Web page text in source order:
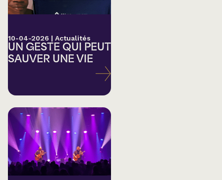
10-04-2026 | Actualités
UN GESTE QUI PEUT
SAUVER UNE VIE